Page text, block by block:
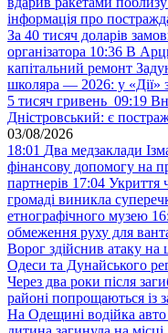
інформація про
За 40 тисяч доларів
організатора 10:36 В
капітальний ремонт
школяра — 2026: у «Дії»
5 тисяч гривень 09:19
Дністровський: є
03/08/2026
18:01 Два медзаклади
фінансову допомогу на
партнерів 17:04 Укриття
громаді виникла
етнографічного музею
обмеження руху для
Ворог здійснив атаку на
Одеси та Дунайського
Через два роки після
районі попрощаються із
На Одещині водійка авто